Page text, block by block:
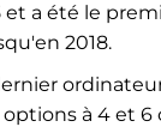
et a été le
2018.
à 4 et